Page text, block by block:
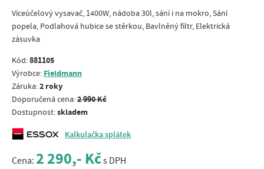
Víceúčelový vysavač, 1400W, nádoba 30l, sání i na mokro, Sání
popela, Podlahová hubice se stěrkou, Bavlněný filtr, Elektrická
zásuvka
Kód:881105
Výrobce: Fieldmann
Záruka:2 roky
Doporučená cena:2 990 Kč
Dostupnost:skladem
Kalkulačka splátek
Cena: 2 290,- Kčs DPH